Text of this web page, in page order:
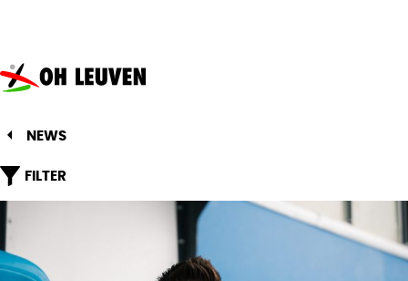
Oud-
Heverlee
Leuven
NEWS
FILTER